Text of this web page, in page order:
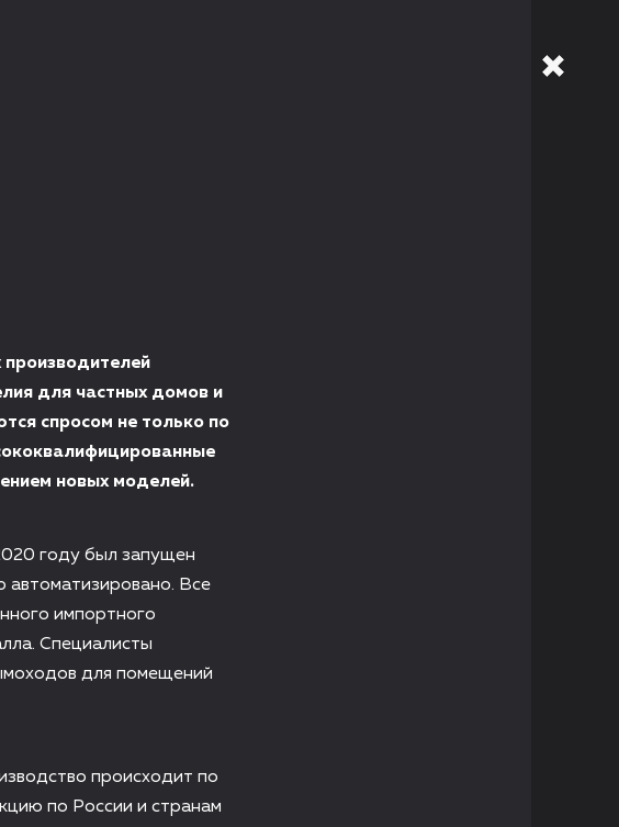
производителей
для частных домов и
спросом не только по
новых моделей.
году был запущен
автоматизировано. Все
импортного
Специалисты
для помещений
происходит по
по России и странам